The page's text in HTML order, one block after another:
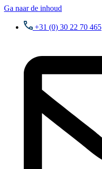
Ga naar de inhoud
+31 (0) 30 22 70 465